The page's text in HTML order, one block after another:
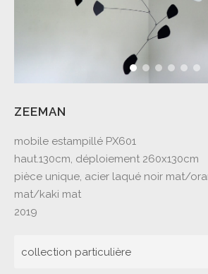
ZEEMAN
mobile estampillé PX601
haut.130cm, déploiement 260x130cm
pièce unique, acier laqué noir mat/
mat/kaki mat
2019
collection particulière